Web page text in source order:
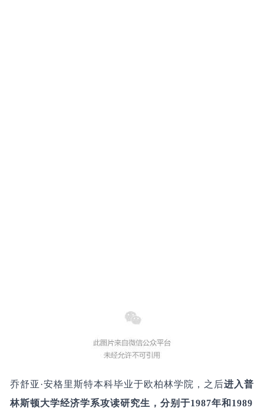
乔舒亚·安格里斯特本科毕业于欧柏林学院，之后进入普
林斯顿大学经济学系攻读研究生，分别于1987年和1989